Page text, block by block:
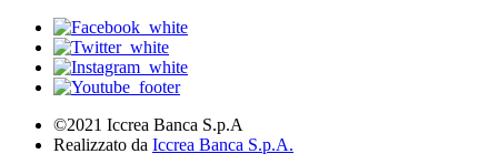
©2021 Iccrea Banca S.p.A
Realizzato da Iccrea Banca S.p.A.